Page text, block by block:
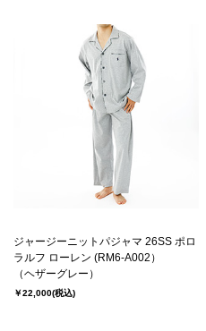
ジャージーニットパジャマ 26SS ポロ
ラルフ ローレン (RM6-A002）
（ヘザーグレー）
￥22,000(税込)